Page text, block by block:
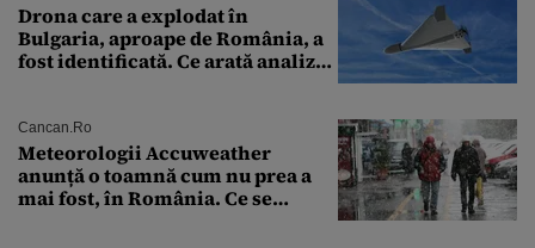
Drona care a explodat în
Bulgaria, aproape de România, a
fost identificată. Ce arată analiza
Cancan.ro
Meteorologii Accuweather
anunță o toamnă cum nu prea a
mai fost, în România. Ce se